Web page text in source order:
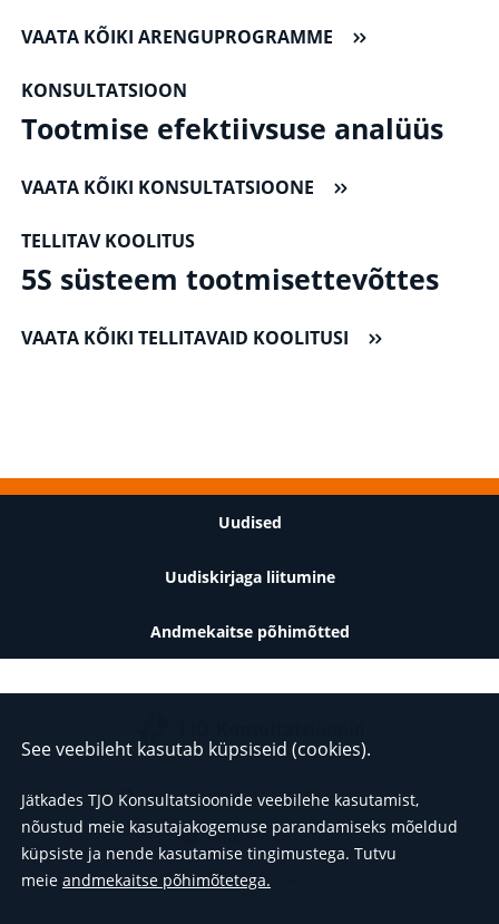
See veebileht kasutab küpsiseid (cookies).
Jätkades TJO Konsultatsioonide veebilehe kasutamist,
nõustud meie kasutajakogemuse parandamiseks mõeldud
küpsiste ja nende kasutamise tingimustega. Tutvu
meie andmekaitse põhimõtetega.
VAATA KÕIKI ARENGUPROGRAMME
KONSULTATSIOON
Tootmise efektiivsuse analüüs
VAATA KÕIKI KONSULTATSIOONE
TELLITAV KOOLITUS
5S süsteem tootmisettevõttes
VAATA KÕIKI TELLITAVAID KOOLITUSI
Uudised
Uudiskirjaga liitumine
Andmekaitse põhimõtted
Väike-Paala 1, 11415, Tallinn
info@tjo.ee
(+372) 665 9525